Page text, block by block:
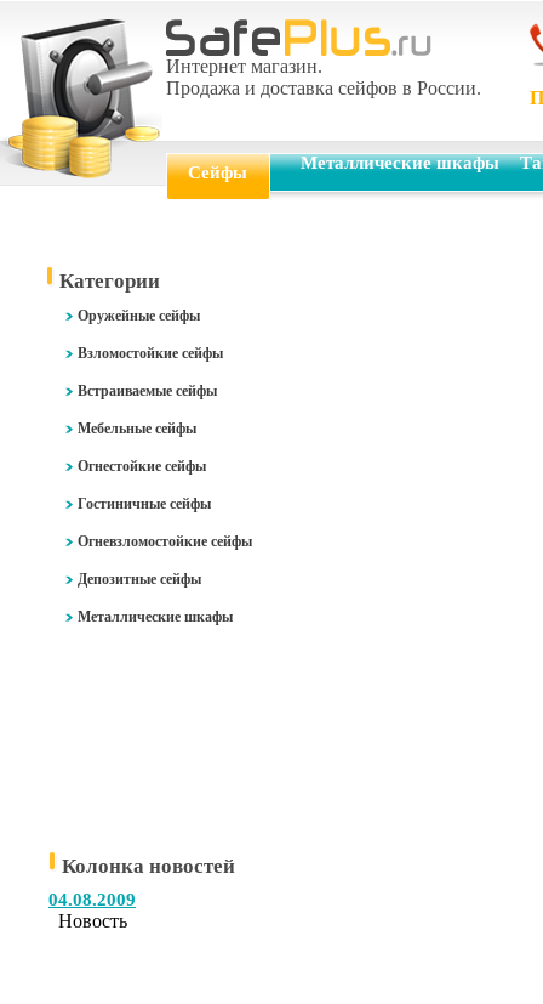
Интернет магазин.
Продажа и доставка сейфов в России.
Сейфы Металлические шкафы
Категории
Оружейные сейфы
Взломостойкие сейфы
Встраиваемые сейфы
Мебельные сейфы
Огнестойкие сейфы
Гостиничные сейфы
Огневзломостойкие сейфы
Депозитные сейфы
Металлические шкафы
Колонка новостей
04.08.2009
Новость